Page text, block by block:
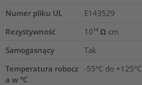
Numer pliku UL
E143529
Rezystywność
10¹⁴ Ω cm
Samogasnący
Tak
Temperatura robocz
a w °C
-55°C do +125°C